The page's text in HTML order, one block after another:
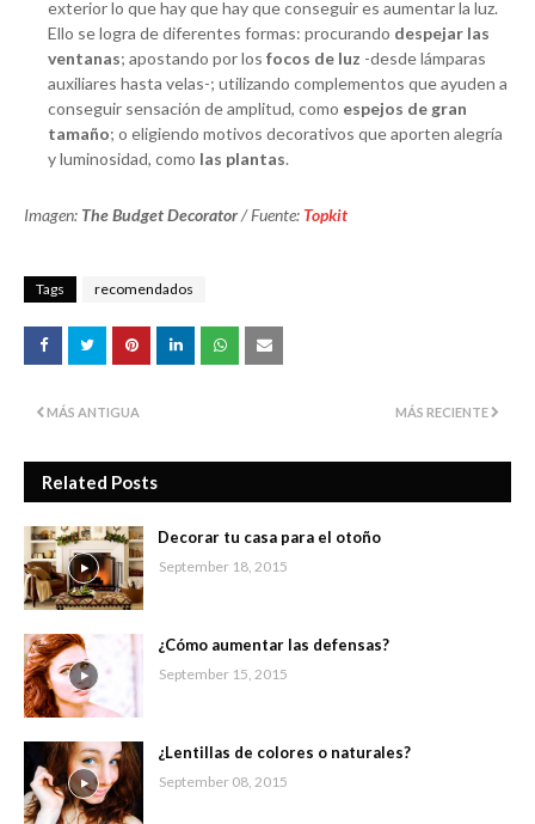
exterior lo que hay que hay que conseguir es aumentar la luz.
Ello se logra de diferentes formas: procurando despejar las
ventanas; apostando por los focos de luz -desde lámparas
auxiliares hasta velas-; utilizando complementos que ayuden a
conseguir sensación de amplitud, como espejos de gran
tamaño; o eligiendo motivos decorativos que aporten alegría
y luminosidad, como las plantas.
Imagen: The Budget Decorator/ Fuente: Topkit
Tags recomendados
MÁS RECIENTE
MÁS ANTIGUA
Related Posts
Decorar tu casa para el otoño
September 18, 2015
¿Cómo aumentar las defensas?
September 15, 2015
¿Lentillas de colores o naturales?
September 08, 2015